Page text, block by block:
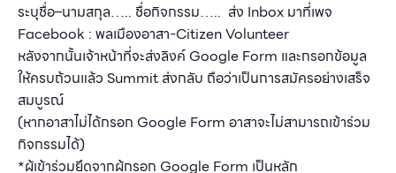
ระบุชื่อ–นามสกุล….. ชื่อกิจกรรม….. ส่ง Inbox มาที่เพจ
Facebook : พลเมืองอาสา-Citizen Volunteer
หลังจากนั้นเจ้าหน้าที่จะส่งลิงค์ Google Form และกรอกข้อมูล
ให้ครบถ้วนแล้ว Summit ส่งกลับ ถือว่าเป็นการสมัครอย่างเสร็จ
สมบูรณ์
(หากอาสาไม่ได้กรอก Google Form อาสาจะไม่สามารถเข้าร่วม
กิจกรรมได้)
*ผู้เข้าร่วมยึดจากผู้กรอก Google Form เป็นหลัก